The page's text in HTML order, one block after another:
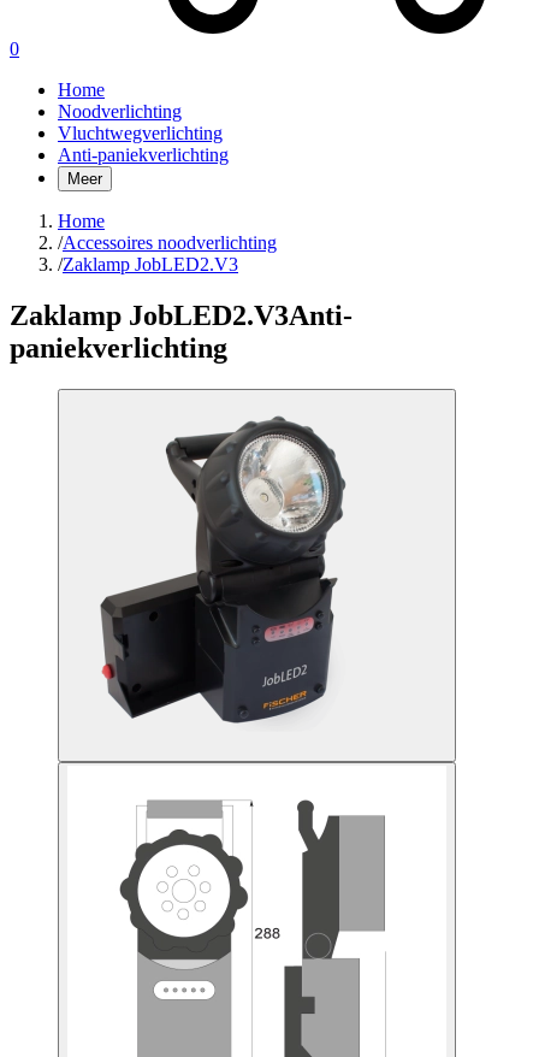
0
Home
Noodverlichting
Vluchtwegverlichting
Anti-paniekverlichting
Meer
Home
/Accessoires noodverlichting
/Zaklamp JobLED2.V3
Zaklamp JobLED2.V3Anti-
paniekverlichting